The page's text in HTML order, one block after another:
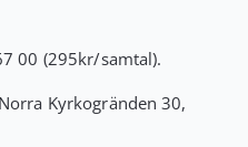
00 (295kr/samtal).
Norra Kyrkogränden 30,